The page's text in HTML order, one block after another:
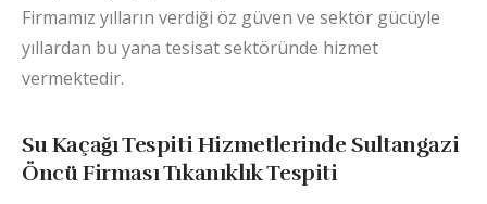
Firmamız yılların verdiği öz güven ve sektör gücüyle
yıllardan bu yana tesisat sektöründe hizmet
vermektedir.
Su Kaçağı Tespiti Hizmetlerinde Sultangazi
Öncü Firması Tıkanıklık Tespiti